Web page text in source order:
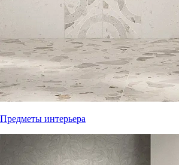
Предметы интерьера